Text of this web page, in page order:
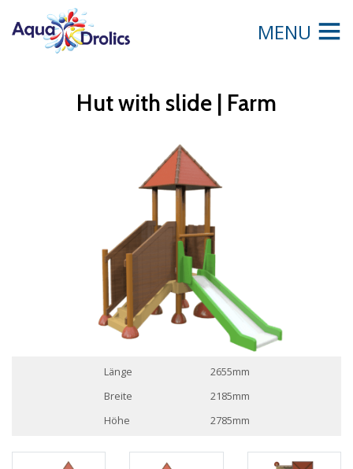
MENU
Hut with slide | Farm
Länge
2655mm
Breite
2185mm
Höhe
2785mm